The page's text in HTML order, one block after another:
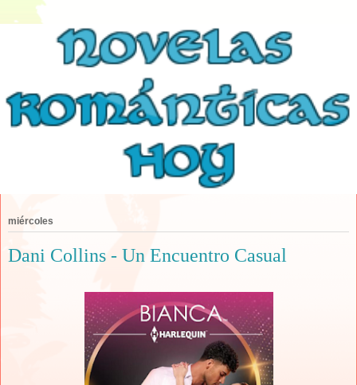
miércoles
Dani Collins - Un Encuentro Casual